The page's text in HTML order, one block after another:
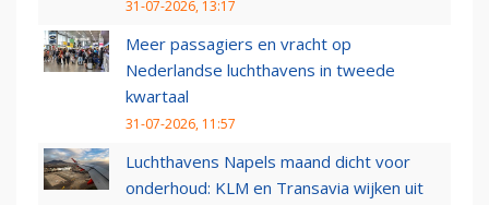
31-07-2026, 13:17
Meer passagiers en vracht op
Nederlandse luchthavens in tweede
kwartaal
31-07-2026, 11:57
Luchthavens Napels maand dicht voor
onderhoud: KLM en Transavia wijken uit